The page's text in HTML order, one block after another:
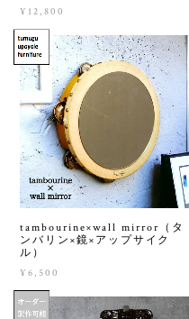
¥12,800
tambourine×wall mirror（タ
ンバリン×鏡×アップサイク
ル）
¥6,500